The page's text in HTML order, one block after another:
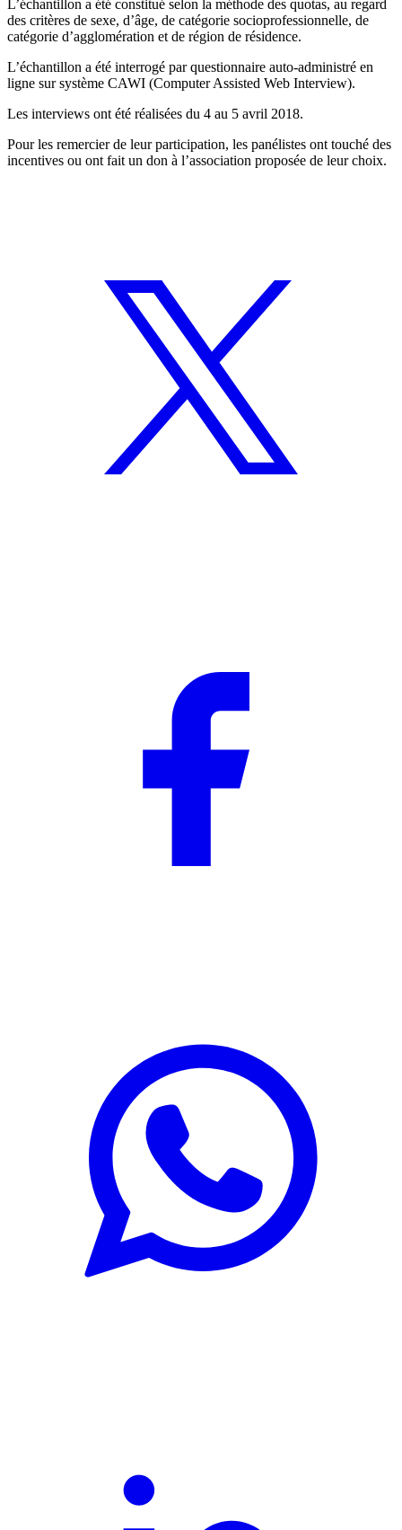
L’échantillon a été constitué selon la méthode des quotas, au regard
des critères de sexe, d’âge, de catégorie socioprofessionnelle, de
catégorie d’agglomération et de région de résidence.
L’échantillon a été interrogé par questionnaire auto-administré en
ligne sur système CAWI (Computer Assisted Web Interview).
Les interviews ont été réalisées du 4 au 5 avril 2018.
Pour les remercier de leur participation, les panélistes ont touché des
incentives ou ont fait un don à l’association proposée de leur choix.